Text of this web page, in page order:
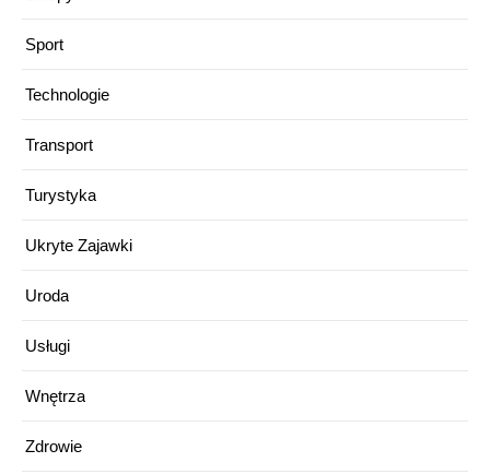
Sport
Technologie
Transport
Turystyka
Ukryte Zajawki
Uroda
Usługi
Wnętrza
Zdrowie